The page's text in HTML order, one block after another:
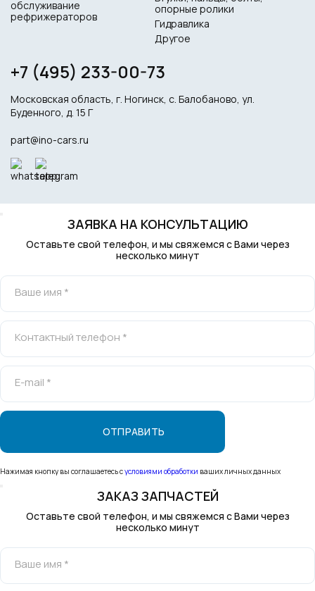
обслуживание
рефрижераторов
опорные ролики
Гидравлика
Другое
+7 (495) 233-00-73
Московская область, г. Ногинск, с. Балобаново, ул.
Буденного, д. 15 Г
part@ino-cars.ru
ЗАЯВКА НА КОНСУЛЬТАЦИЮ
Оставьте свой телефон, и мы свяжемся с Вами через
несколько минут
Ваше имя *
Контактный телефон *
E-mail *
Нажимая кнопку вы соглашаетесь сусловиями обработки ваших личных данных
ЗАКАЗ ЗАПЧАСТЕЙ
Оставьте свой телефон, и мы свяжемся с Вами через
несколько минут
Ваше имя *